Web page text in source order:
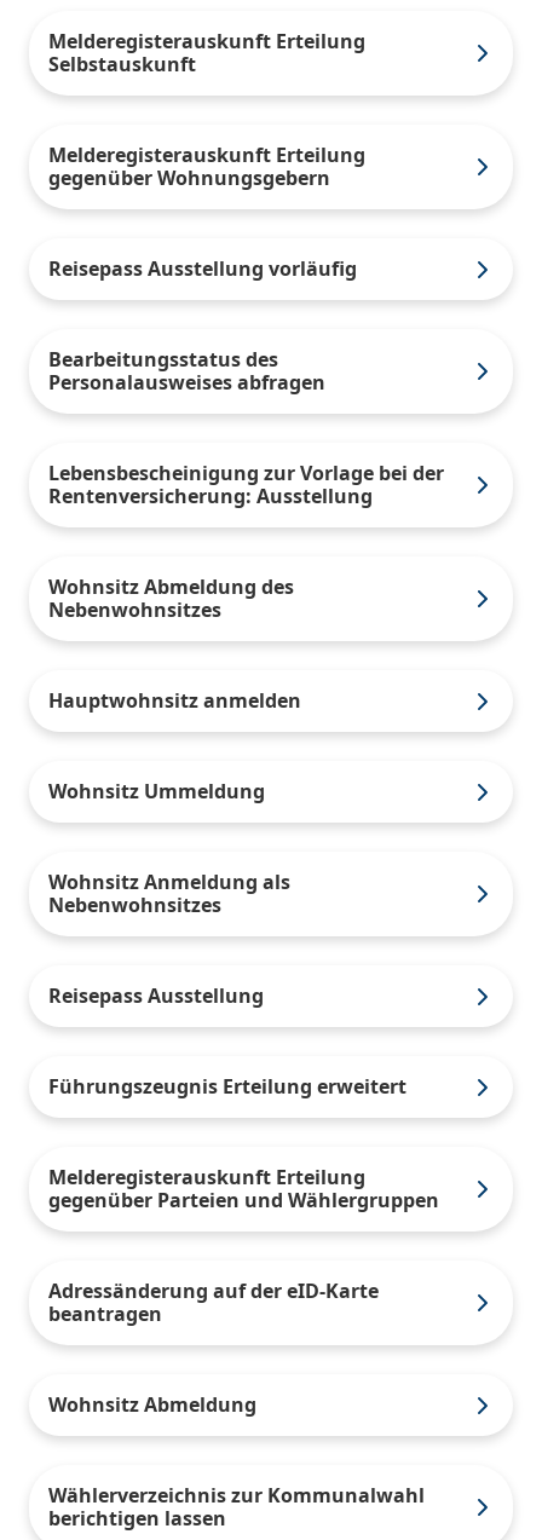
Melderegisterauskunft Erteilung
Selbstauskunft
Melderegisterauskunft Erteilung
gegenüber Wohnungsgebern
Reisepass Ausstellung vorläufig
Bearbeitungsstatus des
Personalausweises abfragen
Lebensbescheinigung zur Vorlage bei der
Rentenversicherung: Ausstellung
Wohnsitz Abmeldung des
Nebenwohnsitzes
Hauptwohnsitz anmelden
Wohnsitz Ummeldung
Wohnsitz Anmeldung als
Nebenwohnsitzes
Reisepass Ausstellung
Führungszeugnis Erteilung erweitert
Melderegisterauskunft Erteilung
gegenüber Parteien und Wählergruppen
Adressänderung auf der eID-Karte
beantragen
Wohnsitz Abmeldung
Wählerverzeichnis zur Kommunalwahl
berichtigen lassen